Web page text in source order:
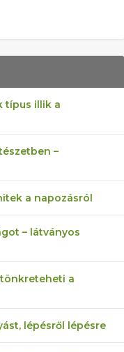
típus illik a
–
a napozásról
– látványos
a
lépésről lépésre